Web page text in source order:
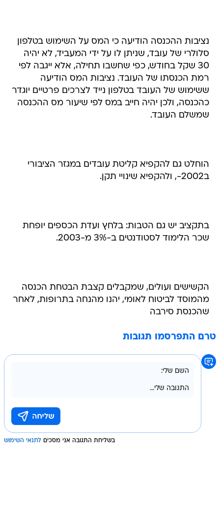
נציבות ההכנסה הודיעה כי המס על השימוש בטלפון
סלולרי של עובד, שניתן לו על ידי המעביד, לא יהיה
30 שקל בחודש, כפי שחשבו תחילה, אלא ייגבה לפי
רמת הכנסתו של העובד. נציבות המס הודיעה
ששימוש של העובד בטלפון נייד לצרכים פרטיים יוגדר
כהכנסה, ולכן יהיה חייב במס לפי שיעור מס ההכנסה
שמשלם העובד.
הוחלט גם להקפיא קליטת עובדים במגזר הציבורי
ב2002-, ולהקפיא שינויי תקן.
בתקציב יש גם הטבות: בלחץ ועדת הכספים יופחת
שכר הלימוד לסטודנטים ב-3% מ-2003.
הקשישים ועולים, שמקבלים קצבת הבטחת הכנסה
מהמוסד לביטוח לאומי, יהנו מהנחה בתרופות, לאחר
שהכנסת סירבה
טרם התפרסמו תגובות
בשליחת התגובה אני מסכים לתנאי השימוש